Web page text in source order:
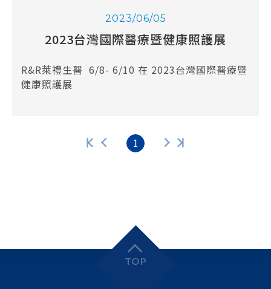
2023/06/05
2023台灣國際醫療暨健康照護展
R&R萊禮生醫 6/8- 6/10 在 2023台灣國際醫療暨
健康照護展
1
TOP